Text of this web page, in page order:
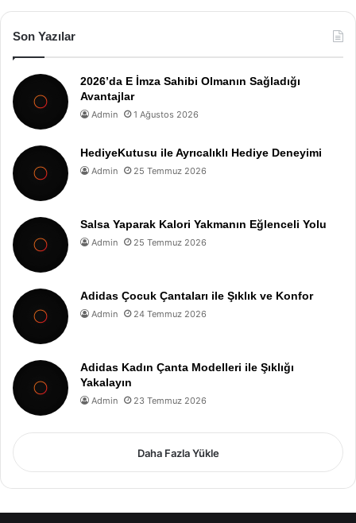
Son Yazılar
2026’da E İmza Sahibi Olmanın Sağladığı
Avantajlar
Admin 1 Ağustos 2026
HediyeKutusu ile Ayrıcalıklı Hediye Deneyimi
Admin 25 Temmuz 2026
Salsa Yaparak Kalori Yakmanın Eğlenceli Yolu
Admin 25 Temmuz 2026
Adidas Çocuk Çantaları ile Şıklık ve Konfor
Admin 24 Temmuz 2026
Adidas Kadın Çanta Modelleri ile Şıklığı
Yakalayın
Admin 23 Temmuz 2026
Daha Fazla Yükle